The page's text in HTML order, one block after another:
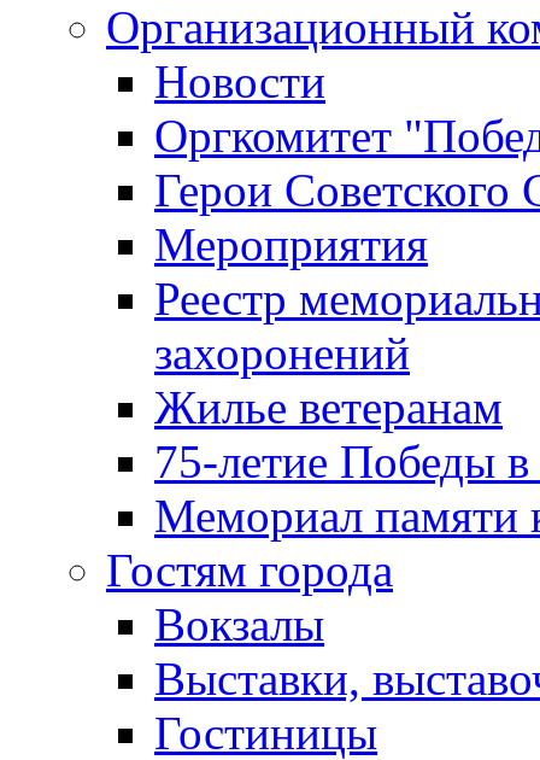
Организационный
Новости
Оргкомитет
Герои Советского
Мероприятия
Реестр
захоронений
Жилье ветеранам
75-летие Победы
Мемориал памяти
Гостям города
Вокзалы
Выставки,
Гостиницы